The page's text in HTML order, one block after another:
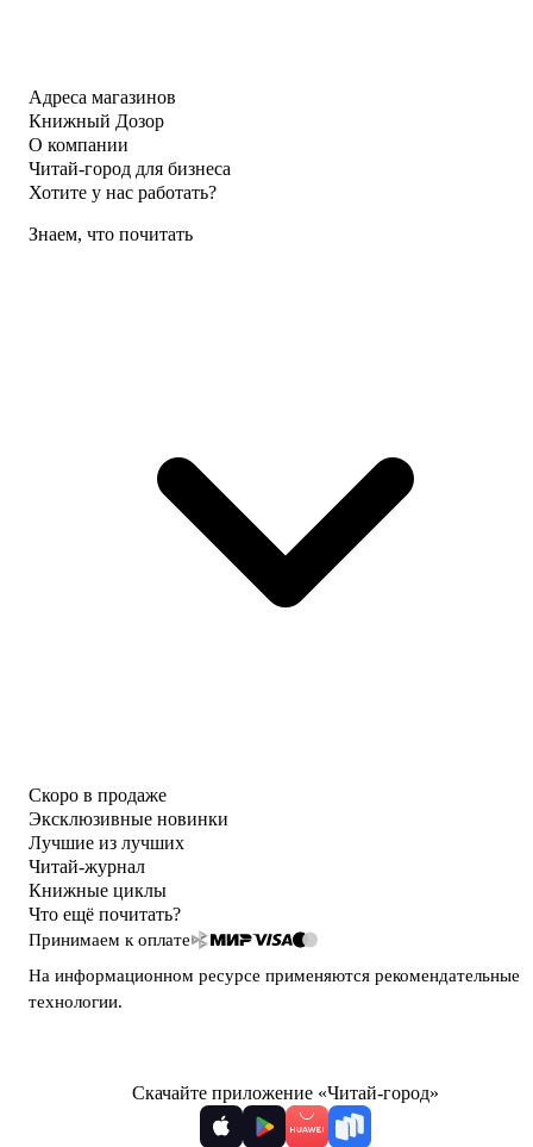
Адреса магазинов
Книжный Дозор
О компании
Читай-город для бизнеса
Хотите у нас работать?
Знаем, что почитать
Скоро в продаже
Эксклюзивные новинки
Лучшие из лучших
Читай-журнал
Книжные циклы
Что ещё почитать?
Принимаем к оплате
На информационном ресурсе применяются рекомендательные
технологии.
Скачайте приложение «Читай-город»